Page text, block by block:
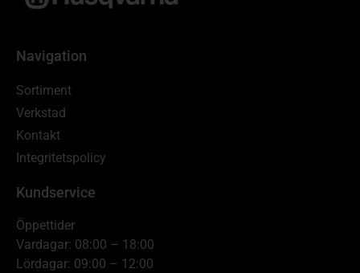
Navigation
Sortiment
Verkstad
Kontakt
Integritetspolicy
Kundservice
Öppettider
Vardagar: 08:00 – 18:00
Lördagar: 09:00 – 12:00